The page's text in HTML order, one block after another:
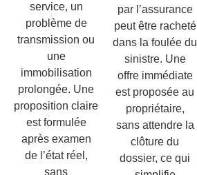
service, un
problème de
transmission ou
une
immobilisation
prolongée. Une
proposition claire
est formulée
après examen
de l’état réel,
sans
par l’assurance
peut être racheté
dans la foulée du
sinistre. Une
offre immédiate
est proposée au
propriétaire,
sans attendre la
clôture du
dossier, ce qui